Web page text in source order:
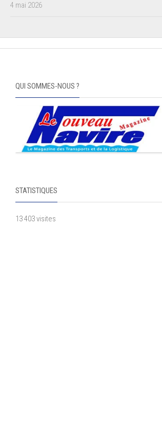
4 mai 2026
QUI SOMMES-NOUS ?
STATISTIQUES
13 403 visites